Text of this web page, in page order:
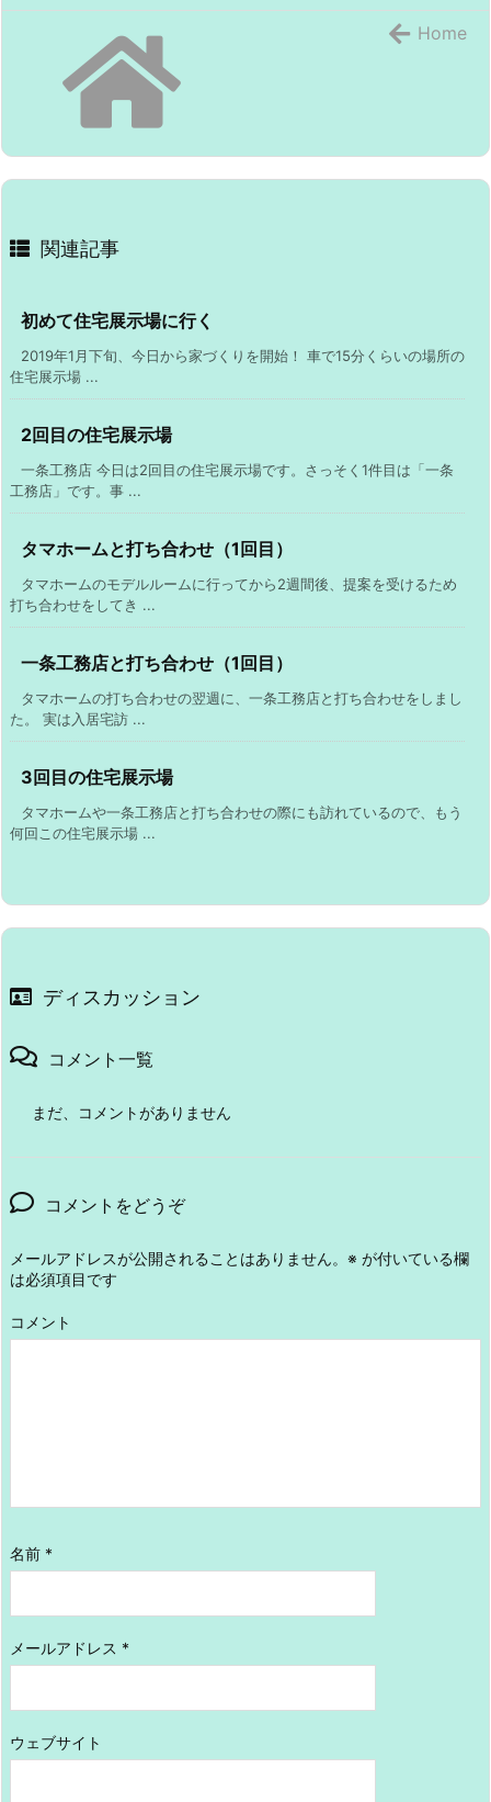
Home
関連記事
初めて住宅展示場に行く
2019年1月下旬、今日から家づくりを開始！ 車で15分くらいの場所の
住宅展示場 ...
2回目の住宅展示場
一条工務店 今日は2回目の住宅展示場です。さっそく1件目は「一条
工務店」です。事 ...
タマホームと打ち合わせ（1回目）
タマホームのモデルルームに行ってから2週間後、提案を受けるため
打ち合わせをしてき ...
一条工務店と打ち合わせ（1回目）
タマホームの打ち合わせの翌週に、一条工務店と打ち合わせをしまし
た。 実は入居宅訪 ...
3回目の住宅展示場
タマホームや一条工務店と打ち合わせの際にも訪れているので、もう
何回この住宅展示場 ...
ディスカッション
コメント一覧
まだ、コメントがありません
コメントをどうぞ
メールアドレスが公開されることはありません。 ※ が付いている欄
は必須項目です
コメント
名前 *
メールアドレス *
ウェブサイト